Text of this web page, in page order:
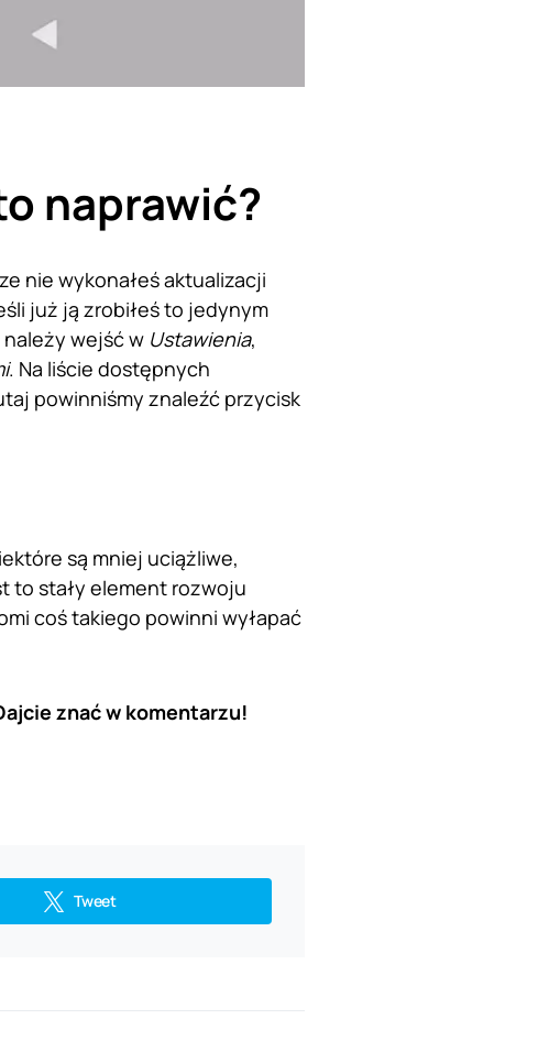
naprawić?
nie wykonałeś aktualizacji
już ją zrobiłeś to jedynym
wejść w Ustawienia,
. Na liście dostępnych
powinniśmy znaleźć przycisk
są mniej uciążliwe,
to stały element rozwoju
coś takiego powinni wyłapać
znać w komentarzu!
Tweet